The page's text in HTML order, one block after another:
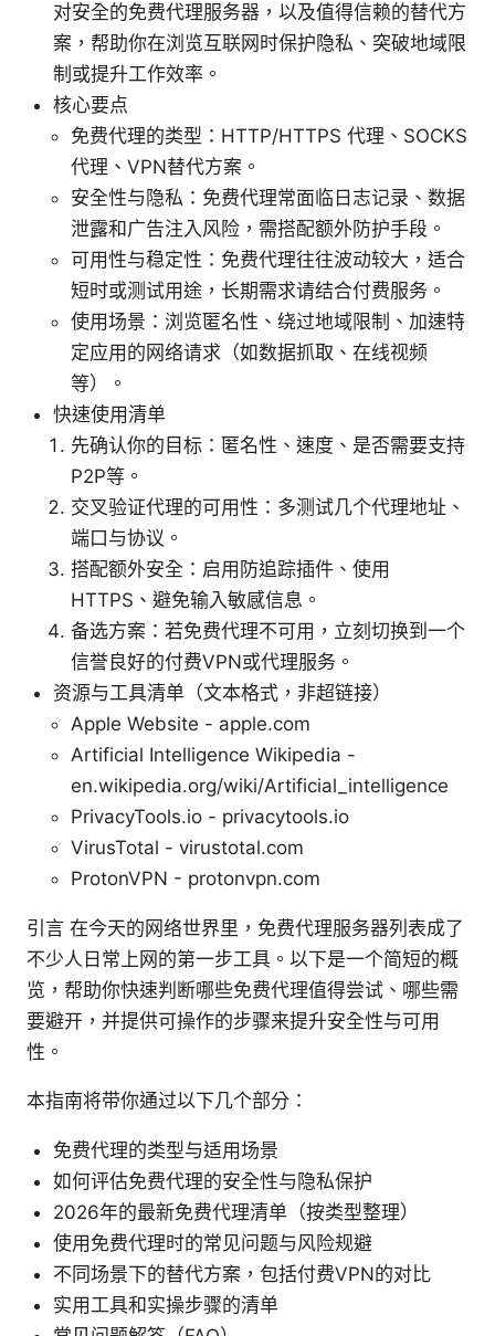
对安全的免费代理服务器，以及值得信赖的替代方
案，帮助你在浏览互联网时保护隐私、突破地域限
制或提升工作效率。
核心要点
免费代理的类型：HTTP/HTTPS 代理、SOCKS
代理、VPN替代方案。
安全性与隐私：免费代理常面临日志记录、数据
泄露和广告注入风险，需搭配额外防护手段。
可用性与稳定性：免费代理往往波动较大，适合
短时或测试用途，长期需求请结合付费服务。
使用场景：浏览匿名性、绕过地域限制、加速特
定应用的网络请求（如数据抓取、在线视频
等）。
快速使用清单
先确认你的目标：匿名性、速度、是否需要支持
P2P等。
交叉验证代理的可用性：多测试几个代理地址、
端口与协议。
搭配额外安全：启用防追踪插件、使用
HTTPS、避免输入敏感信息。
备选方案：若免费代理不可用，立刻切换到一个
信誉良好的付费VPN或代理服务。
资源与工具清单（文本格式，非超链接）
Apple Website - apple.com
Artificial Intelligence Wikipedia -
en.wikipedia.org/wiki/Artificial_intelligence
PrivacyTools.io - privacytools.io
VirusTotal - virustotal.com
ProtonVPN - protonvpn.com
引言 在今天的网络世界里，免费代理服务器列表成了
不少人日常上网的第一步工具。以下是一个简短的概
览，帮助你快速判断哪些免费代理值得尝试、哪些需
要避开，并提供可操作的步骤来提升安全性与可用
性。
本指南将带你通过以下几个部分：
免费代理的类型与适用场景
如何评估免费代理的安全性与隐私保护
2026年的最新免费代理清单（按类型整理）
使用免费代理时的常见问题与风险规避
不同场景下的替代方案，包括付费VPN的对比
实用工具和实操步骤的清单